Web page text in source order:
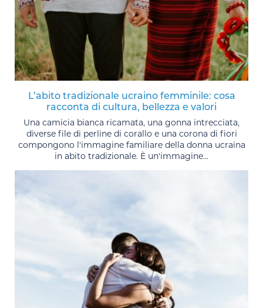
L’abito tradizionale ucraino femminile: cosa
racconta di cultura, bellezza e valori
Una camicia bianca ricamata, una gonna intrecciata,
diverse file di perline di corallo e una corona di fiori
compongono l'immagine familiare della donna ucraina
in abito tradizionale. È un'immagine...